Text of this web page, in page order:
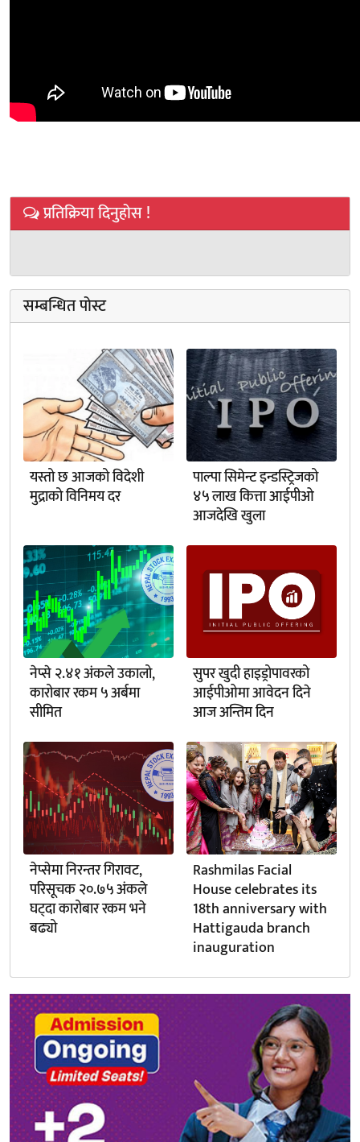
प्रतिक्रिया दिनुहोस !
सम्बन्धित पोस्ट
यस्तो छ आजको विदेशी
मुद्राको विनिमय दर
पाल्पा सिमेन्ट इन्डस्ट्रिजको
४५ लाख कित्ता आईपीओ
आजदेखि खुला
नेप्से २.४१ अंकले उकालो,
कारोबार रकम ५ अर्बमा
सीमित
सुपर खुदी हाइड्रोपावरको
आईपीओमा आवेदन दिने
आज अन्तिम दिन
नेप्सेमा निरन्तर गिरावट,
परिसूचक २०.७५ अंकले
घट्दा कारोबार रकम भने
बढ्यो
Rashmilas Facial
House celebrates its
18th anniversary with
Hattigauda branch
inauguration